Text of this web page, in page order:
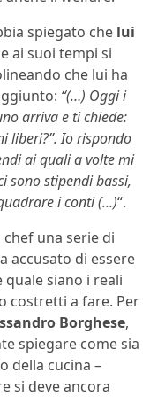
spiegato che lui
ai suoi tempi si
che lui ha
“(…) Oggi i
arriva e ti chiede:
liberi?”. Io rispondo
ai quali a volte mi
sono stipendi bassi,
i conti (…)“.
una serie di
accusato di essere
quale siano i reali
costretti a fare. Per
Borghese,
spiegare come sia
della cucina –
si deve ancora